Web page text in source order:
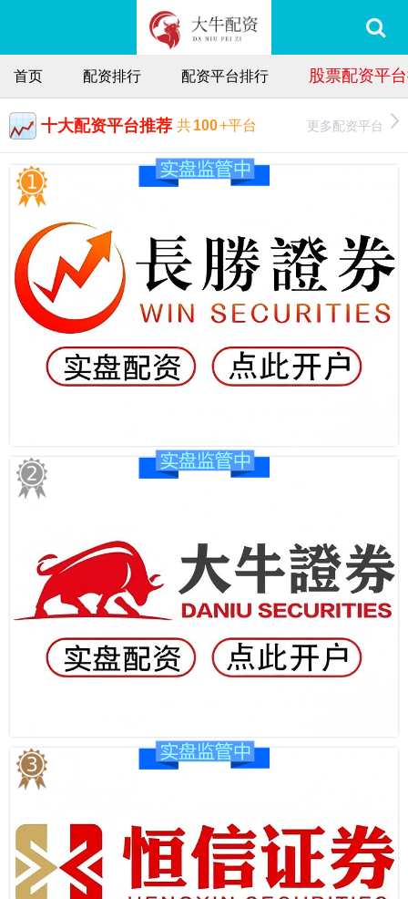
首页 配资排行 配资平台排行 股票配资平
十大配资平台推荐 共100+平台 更多配资平台